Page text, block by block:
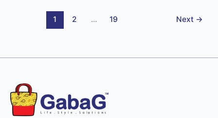
1 2 … 19 Next →